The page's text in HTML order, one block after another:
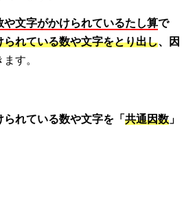
や文字がかけられているたし算で
られている数や文字をとり出し、因
す。
れている数や文字を「 共通因数 」